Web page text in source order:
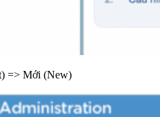
=> Mới (New)